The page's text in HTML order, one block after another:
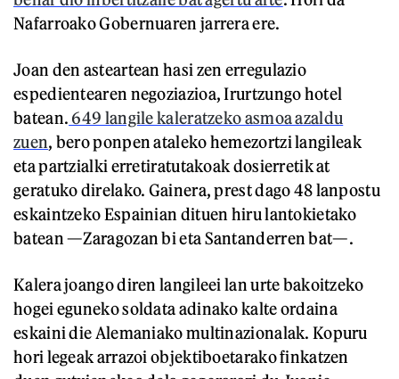
Nafarroako Gobernuaren jarrera ere.
Joan den asteartean hasi zen erregulazio
espedientearen negoziazioa, Irurtzungo hotel
batean. 649 langile kaleratzeko asmoa azaldu
zuen, bero ponpen ataleko hemezortzi langileak
eta partzialki erretiratutakoak dosierretik at
geratuko direlako. Gainera, prest dago 48 lanpostu
eskaintzeko Espainian dituen hiru lantokietako
batean —Zaragozan bi eta Santanderren bat—.
Kalera joango diren langileei lan urte bakoitzeko
hogei eguneko soldata adinako kalte ordaina
eskaini die Alemaniako multinazionalak. Kopuru
hori legeak arrazoi objektiboetarako finkatzen